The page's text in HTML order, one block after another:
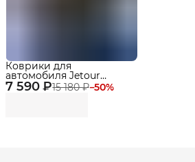
7 590 ₽15 180 ₽−50%
Коврики для
автомобиля Jetour
Dashing 2 WD (2022-)
Premium в cалон